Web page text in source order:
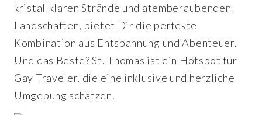
kristallklaren Strände und atemberaubenden
Landschaften, bietet Dir die perfekte
Kombination aus Entspannung und Abenteuer.
Und das Beste? St. Thomas ist ein Hotspot für
Gay Traveler, die eine inklusive und herzliche
Umgebung schätzen.